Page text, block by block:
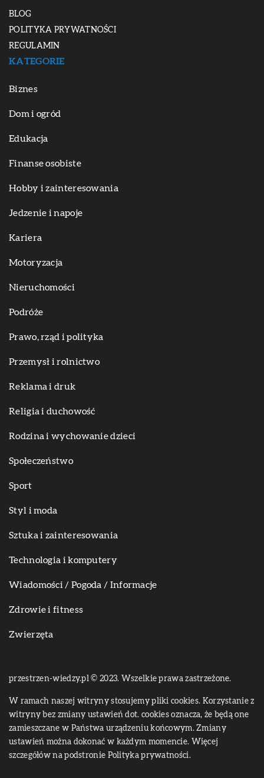
BLOG
POLITYKA PRYWATNOŚCI
REGULAMIN
KATEGORIE
Biznes
Dom i ogród
Edukacja
Finanse osobiste
Hobby i zainteresowania
Jedzenie i napoje
Kariera
Motoryzacja
Nieruchomości
Podróże
Prawo, rząd i polityka
Przemysł i rolnictwo
Reklama i druk
Religia i duchowość
Rodzina i wychowanie dzieci
Społeczeństwo
Sport
Styl i moda
Sztuka i zainteresowania
Technologia i komputery
Wiadomości / Pogoda / Informacje
Zdrowie i fitness
Zwierzęta
przestrzen-wiedzy.pl © 2023. Wszelkie prawa zastrzeżone.
W ramach naszej witryny stosujemy pliki cookies. Korzystanie z
witryny bez zmiany ustawień dot. cookies oznacza, że będą one
zamieszczane w Państwa urządzeniu końcowym. Zmiany
ustawień można dokonać w każdym momencie. Więcej
szczegółów na podstronie Polityka prywatności.